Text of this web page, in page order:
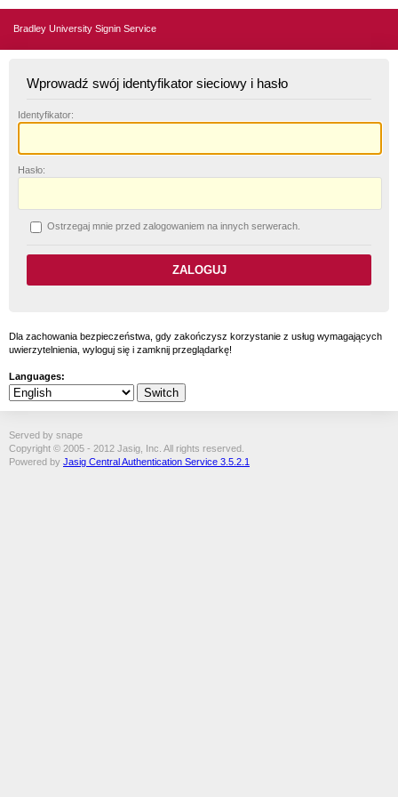
Bradley University Signin Service
Wprowadź swój identyfikator sieciowy i hasło
Identyfikator:
Hasło:
Ostrzegaj mnie przed zalogowaniem na innych serwerach.
Dla zachowania bezpieczeństwa, gdy zakończysz korzystanie z usług wymagających
uwierzytelnienia, wyloguj się i zamknij przeglądarkę!
Languages:
Served by snape
Copyright © 2005 - 2012 Jasig, Inc. All rights reserved.
Powered by Jasig Central Authentication Service 3.5.2.1